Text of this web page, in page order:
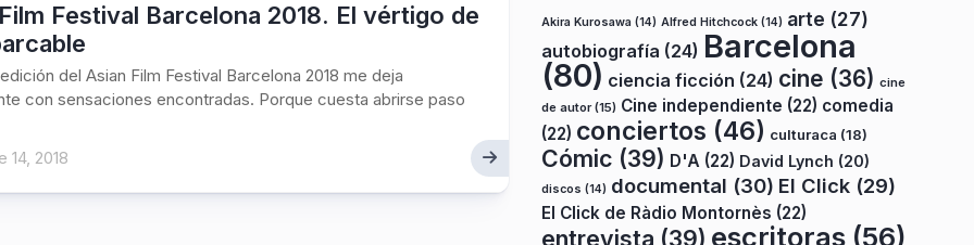
Festival Barcelona 2018. El vértigo de
del Asian Film Festival Barcelona 2018 me deja
con sensaciones encontradas. Porque cuesta abrirse paso
14, 2018
Akira Kurosawa (14) Alfred Hitchcock (14) arte (27)
autobiografía (24) Barcelona
(80) ciencia ficción (24) cine (36) cine
de autor(15) Cine independiente (22) comedia
(22) conciertos (46) culturaca (18)
Cómic (39) D'A (22) David Lynch (20)
discos (14) documental (30) El Click (29)
El Click de Ràdio Montornès (22)
entrevista (39) escritoras (56)